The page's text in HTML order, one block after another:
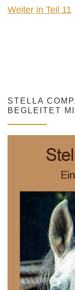
Weiter in Teil 11
STELLA
BEGLEITET